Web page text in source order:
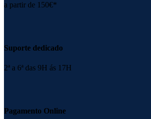
a partir de 150€*
Suporte dedicado
2ª a 6ª das 9H ás 17H
Pagamento Online